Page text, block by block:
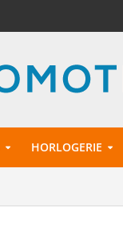
HORLOGERIE